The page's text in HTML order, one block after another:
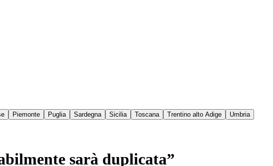
Piemonte Puglia Sardegna Sicilia Toscana Trentino alto Adige
Umbria
sarà duplicata”